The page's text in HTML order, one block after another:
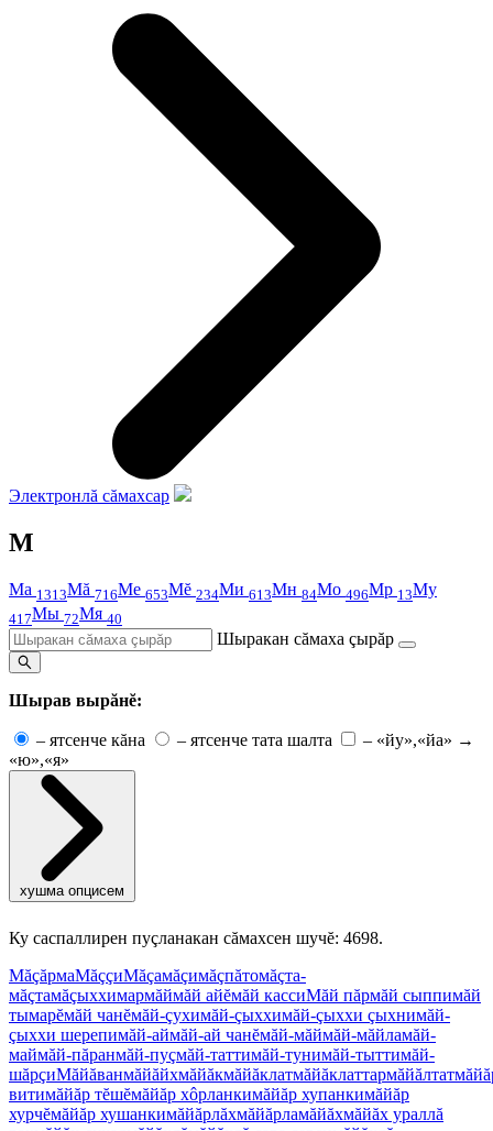
Электронлă сăмахсар
М
Ма 1313Мă 716Ме 653Мĕ 234Ми 613Мн 84Мо 496Мр 13Му
417Мы 72Мя 40
Шыракан сăмаха çырăр
Шырав вырăнĕ:
– ятсенче кăна – ятсенче тата шалта – «йу»,«йа» →
«ю»,«я»
хушма опцисем
Ку саспаллирен пуçланакан сăмахсен шучĕ: 4698.
МăçăрмаМăççиМăçамăçимăçпăтомăçта-
мăçтамăçыххимapмăймăй айĕмăй кассиМăй пăрмăй сыппимăй
тымарĕмăй чанĕмăй-çухимăй-çыххимăй-çыххи çыхнимăй-
çыххи шерепимăй-аймăй-ай чанĕмăй-мăймăй-мăйламăй-
маймăй-пăранмăй-пуçмăй-таттимăй-тунимăй-тыттимăй-
шăрçиМăйăванмăйăйхмăйăкмăйăклатмăйăклаттармăйăлтат
витимăйăр тĕшĕмăйăр хôрланкимăйăр хупанкимăйăр
хурчĕмăйăр хушанкимăйăрлăхмăйăрламăйăхмăйăх ураллă